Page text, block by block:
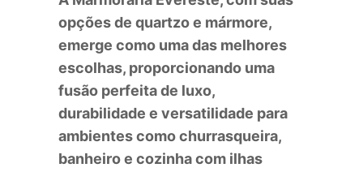
opções de quartzo e mármore,
emerge como uma das melhores
escolhas, proporcionando uma
fusão perfeita de luxo,
durabilidade e versatilidade para
ambientes como churrasqueira,
banheiro e cozinha com ilhas